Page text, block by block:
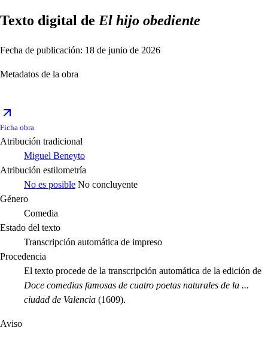
Texto digital de El hijo obediente
Fecha de publicación: 18 de junio de 2026
Metadatos de la obra
Ficha obra
Atribución tradicional
Miguel Beneyto
Atribución estilometría
No es posible No concluyente
Género
Comedia
Estado del texto
Transcripción automática de impreso
Procedencia
El texto procede de la transcripción automática de la edición de
Doce comedias famosas de cuatro poetas naturales de la ...
ciudad de Valencia (1609).
Aviso